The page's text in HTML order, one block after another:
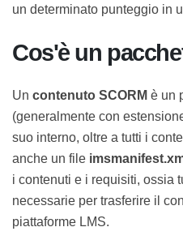
obiettivi, oppure
determinato punteggio in
Cos'è un
Un contenuto SCORM è un
(generalmente con
al suo interno, oltre a tutti i
corso, anche un file
la struttura, i contenuti e i